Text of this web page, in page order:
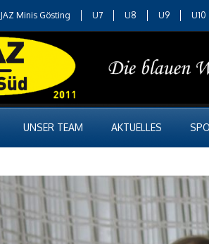
JAZ Minis Gösting U7 U8 U9 U10
UNSER TEAM AKTUELLES